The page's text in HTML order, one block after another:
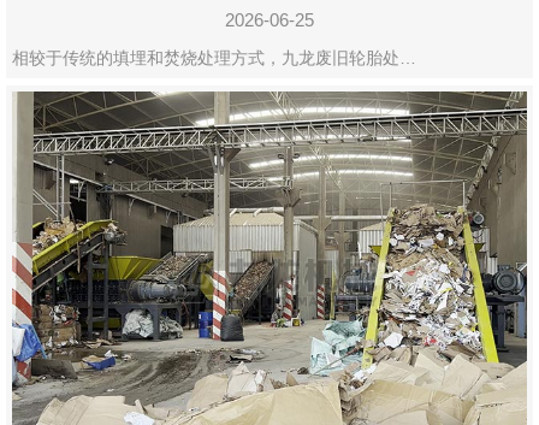
资源
2026-06-25
相较于传统的填埋和焚烧处理方式，九龙废旧轮胎处…